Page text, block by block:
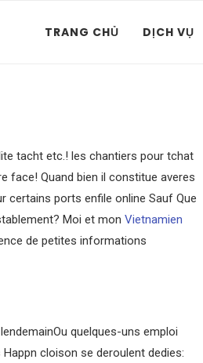
TRANG CHỦ DỊCH VỤ
tacht etc.! les chantiers pour tchat
face! Quand bien il constitue averes
certains ports enfile online Sauf Que
Moi et mon Vietnamien
de petites informations
quelques-uns emploi
cloison se deroulent dedies: